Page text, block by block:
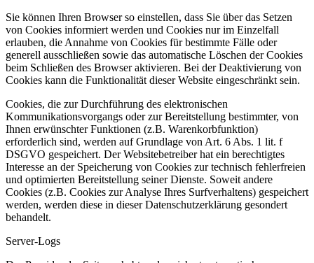
Sie können Ihren Browser so einstellen, dass Sie über das Setzen
von Cookies informiert werden und Cookies nur im Einzelfall
erlauben, die Annahme von Cookies für bestimmte Fälle oder
generell ausschließen sowie das automatische Löschen der Cookies
beim Schließen des Browser aktivieren. Bei der Deaktivierung von
Cookies kann die Funktionalität dieser Website eingeschränkt sein.
Cookies, die zur Durchführung des elektronischen
Kommunikationsvorgangs oder zur Bereitstellung bestimmter, von
Ihnen erwünschter Funktionen (z.B. Warenkorbfunktion)
erforderlich sind, werden auf Grundlage von Art. 6 Abs. 1 lit. f
DSGVO gespeichert. Der Websitebetreiber hat ein berechtigtes
Interesse an der Speicherung von Cookies zur technisch fehlerfreien
und optimierten Bereitstellung seiner Dienste. Soweit andere
Cookies (z.B. Cookies zur Analyse Ihres Surfverhaltens) gespeichert
werden, werden diese in dieser Datenschutzerklärung gesondert
behandelt.
Server-Logs